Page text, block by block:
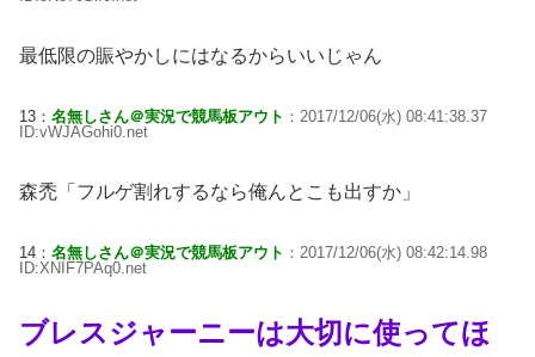
最低限の賑やかしにはなるからいいじゃん
13： 名無しさん＠実況で競馬板アウト ：2017/12/06(水) 08:41:38.37
ID:vWJAGohi0.net
森禿「フルゲ割れするなら俺んとこも出すか」
14： 名無しさん＠実況で競馬板アウト ：2017/12/06(水) 08:42:14.98
ID:XNIF7PAq0.net
ブレスジャーニーは大切に使ってほ